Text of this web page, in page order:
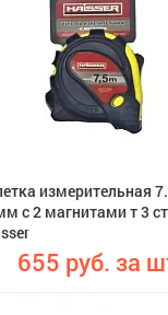
измерительная
с 2 магнитами т 3
655 руб. за